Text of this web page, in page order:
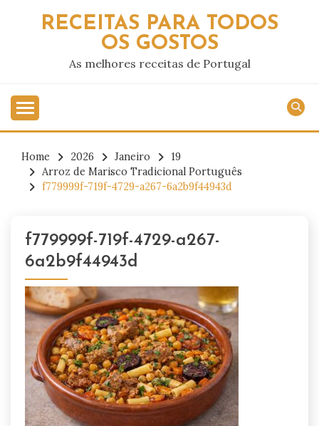
RECEITAS PARA TODOS
OS GOSTOS
As melhores receitas de Portugal
Home 2026 Janeiro
19
Arroz de Marisco Tradicional Português
f779999f-719f-4729-a267-6a2b9f44943d
f779999f-719f-4729-a267-
6a2b9f44943d